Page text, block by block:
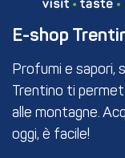
E-shop
Profumi e sapori,
Trentino ti
alle montagne.
oggi, è facile!